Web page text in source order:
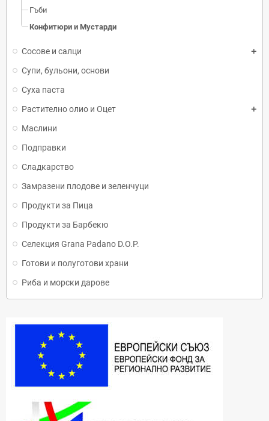
Гъби
Конфитюри и Мустарди
Сосове и салци
Супи, бульони, основи
Суха паста
Растително олио и Оцет
Маслини
Подправки
Сладкарство
Замразени плодове и зеленчуци
Продукти за Пица
Продукти за Барбекю
Селекция Grana Padano D.O.P.
Готови и полуготови храни
Риба и морски дарове